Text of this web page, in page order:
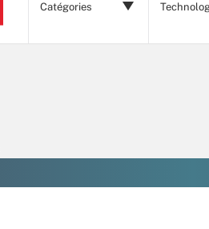
Catégories